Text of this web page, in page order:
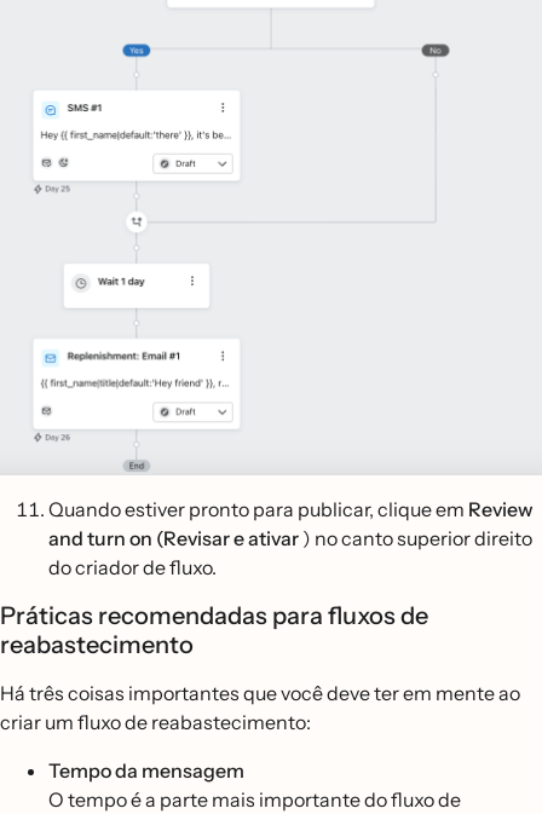
Quando estiver pronto para publicar, clique em Review
and turn on (Revisar e ativar ) no canto superior direito
do criador de fluxo.
Práticas recomendadas para fluxos de
reabastecimento
Há três coisas importantes que você deve ter em mente ao
criar um fluxo de reabastecimento:
Tempo da mensagem
O tempo é a parte mais importante do fluxo de